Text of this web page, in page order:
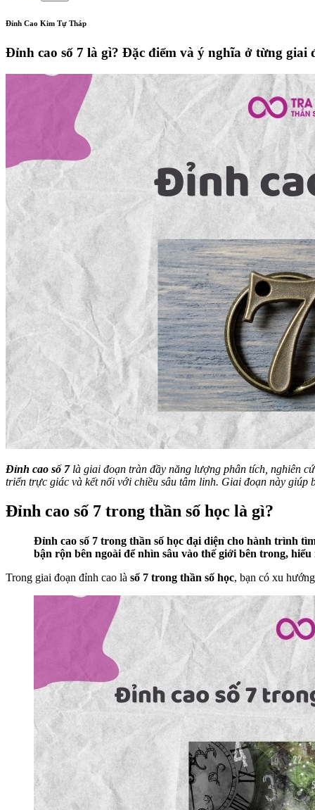
Đỉnh Cao Kim Tự Tháp
Đỉnh cao số 7 là gì? Đặc điểm và ý nghĩa ở từng
Đỉnh cao số 7là giai đoạn tràn đầy năng lượng phân tích, nghiên
triển trực giác và kết nối với chiều sâu tâm linh. Giai đoạn này
Đỉnh cao số 7 trong thần số học là gì?
Đỉnh cao số 7 trong thần số học đại diện cho hành trình
bận rộn bên ngoài để nhìn sâu vào thế giới bên trong,
Trong giai đoạn đỉnh cao là số 7 trong thần số học, bạn có xu